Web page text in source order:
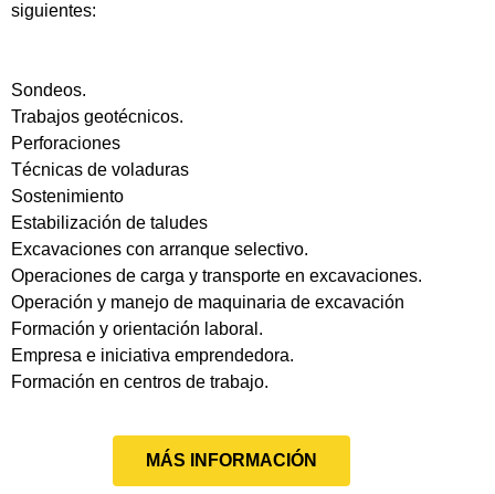
siguientes:
Sondeos.
Trabajos geotécnicos.
Perforaciones
Técnicas de voladuras
Sostenimiento
Estabilización de taludes
Excavaciones con arranque selectivo.
Operaciones de carga y transporte en excavaciones.
Operación y manejo de maquinaria de excavación
Formación y orientación laboral.
Empresa e iniciativa emprendedora.
Formación en centros de trabajo.
MÁS INFORMACIÓN